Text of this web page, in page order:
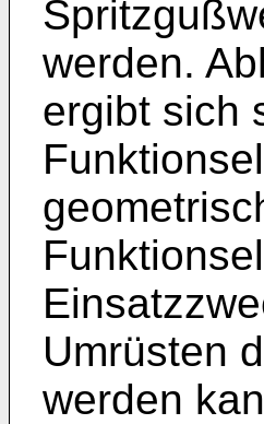
werden.
ergibt sich
Umrüsten
werden